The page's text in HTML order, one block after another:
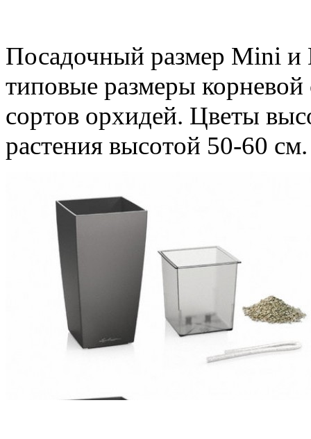
Посадочный размер Mini и
типовые размеры
сортов орхидей. Цветы
растения высотой 50-60